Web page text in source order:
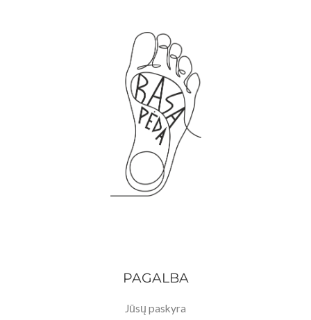
PAGALBA
Jūsų paskyra